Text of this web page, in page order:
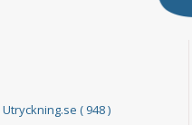
Utryckning.se ( 948 )